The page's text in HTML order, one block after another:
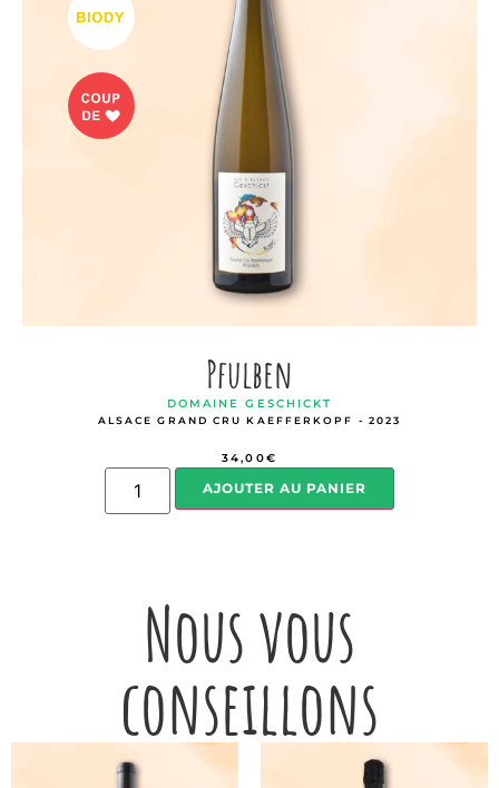
Pfulben
DOMAINE GESCHICKT
ALSACE GRAND CRU KAEFFERKOPF - 2023
34,00€
AJOUTER AU PANIER
Nous vous
conseillons